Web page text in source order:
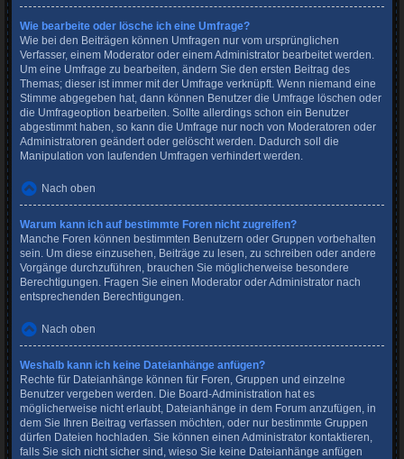
Wie bearbeite oder lösche ich eine Umfrage?
Wie bei den Beiträgen können Umfragen nur vom ursprünglichen
Verfasser, einem Moderator oder einem Administrator bearbeitet werden.
Um eine Umfrage zu bearbeiten, ändern Sie den ersten Beitrag des
Themas; dieser ist immer mit der Umfrage verknüpft. Wenn niemand eine
Stimme abgegeben hat, dann können Benutzer die Umfrage löschen oder
die Umfrageoption bearbeiten. Sollte allerdings schon ein Benutzer
abgestimmt haben, so kann die Umfrage nur noch von Moderatoren oder
Administratoren geändert oder gelöscht werden. Dadurch soll die
Manipulation von laufenden Umfragen verhindert werden.
Nach oben
Warum kann ich auf bestimmte Foren nicht zugreifen?
Manche Foren können bestimmten Benutzern oder Gruppen vorbehalten
sein. Um diese einzusehen, Beiträge zu lesen, zu schreiben oder andere
Vorgänge durchzuführen, brauchen Sie möglicherweise besondere
Berechtigungen. Fragen Sie einen Moderator oder Administrator nach
entsprechenden Berechtigungen.
Nach oben
Weshalb kann ich keine Dateianhänge anfügen?
Rechte für Dateianhänge können für Foren, Gruppen und einzelne
Benutzer vergeben werden. Die Board-Administration hat es
möglicherweise nicht erlaubt, Dateianhänge in dem Forum anzufügen, in
dem Sie Ihren Beitrag verfassen möchten, oder nur bestimmte Gruppen
dürfen Dateien hochladen. Sie können einen Administrator kontaktieren,
falls Sie sich nicht sicher sind, wieso Sie keine Dateianhänge anfügen